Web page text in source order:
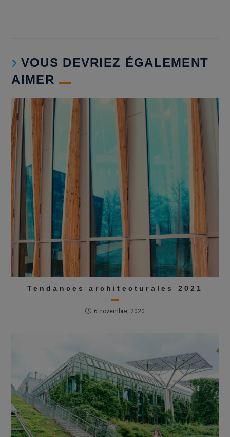
VOUS DEVRIEZ ÉGALEMENT
AIMER
Tendances architecturales 2021
6 novembre, 2020